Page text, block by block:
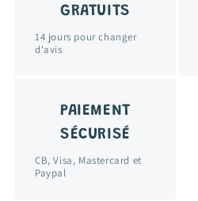
GRATUITS
14 jours pour changer
d'avis
PAIEMENT
SÉCURISÉ
CB, Visa, Mastercard et
Paypal